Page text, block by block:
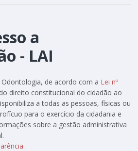
a
- LAI
de acordo com a Lei nº
direito constitucional do cidadão ao
a todas as pessoas, físicas ou
para o exercício da cidadania e
sobre a gestão administrativa
.